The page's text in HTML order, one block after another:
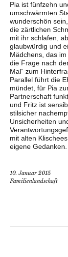
Pia ist fünfzehn
umschwärmten
wunderschön
die zärtlichen
mit ihr schlafen,
glaubwürdig und
Mädchens, das
die Frage nach
Mal“ zum
Parallel führt die
mündet, für Pia
Partnerschaft
und Fritz ist
stilsicher
Unsicherheiten
mit alten
eigene
10. Januar 2015
Familienlandschaft